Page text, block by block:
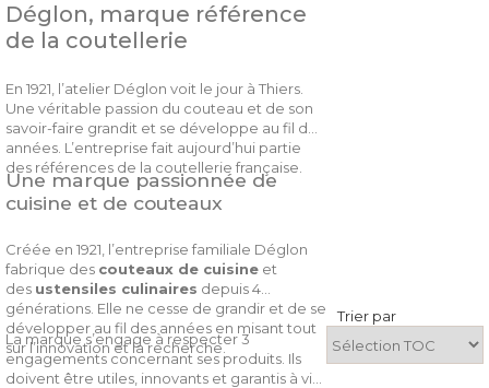
Déglon, marque référence
de la coutellerie
En 1921, l’atelier Déglon voit le jour à Thiers.
Une véritable passion du couteau et de son
savoir-faire grandit et se développe au fil des
années. L’entreprise fait aujourd’hui partie
des références de la coutellerie française.
Une marque passionnée de
cuisine et de couteaux
Créée en 1921, l’entreprise familiale Déglon
fabrique des couteaux de cuisine et
des ustensiles culinaires depuis 4
générations. Elle ne cesse de grandir et de se
développer au fil des années en misant tout
sur l’innovation et la recherche.
La marque s’engage à respecter 3
engagements concernant ses produits. Ils
doivent être utiles, innovants et garantis à vie.
Trier par